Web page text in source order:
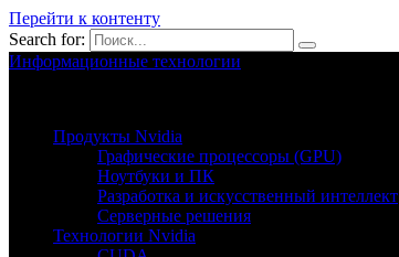
Перейти к контенту
Search for:
Информационные технологии
Продукты Nvidia
Графические процессоры (GPU)
Ноутбуки и ПК
Разработка и искусственный интеллект
Серверные решения
Технологии Nvidia